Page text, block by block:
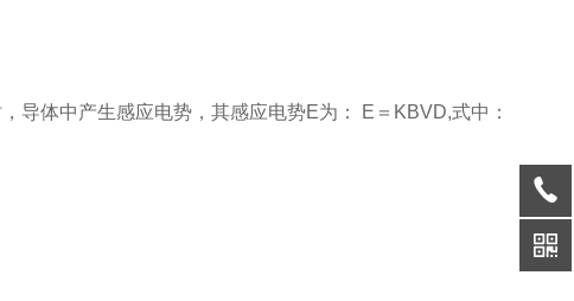
导体中产生感应电势，其感应电势E为： E＝KBVD,式中：